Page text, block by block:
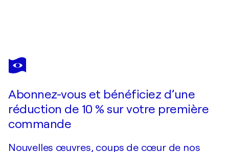
RAUL MARTIN
El último compás de una noche eléctrica
Abonnez-vous et bénéficiez d’une
réduction de 10 % sur votre première
commande
Nouvelles œuvres, coups de cœur de nos